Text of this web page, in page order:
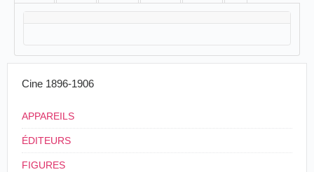
Cine 1896-1906
APPAREILS
ÉDITEURS
FIGURES